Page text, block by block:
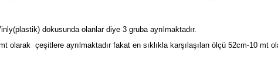
dokusunda olanlar diye 3 gruba ayrılmaktadır.
çeşitlere ayrılmaktadır fakat en sıklıkla karşılaşılan ölçü 52cm-10 mt